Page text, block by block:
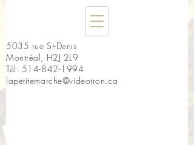
5035 rue St-Denis
Montréal, H2J 2L9
Tél: 514-842-1994
lapetitemarche@videotron.ca